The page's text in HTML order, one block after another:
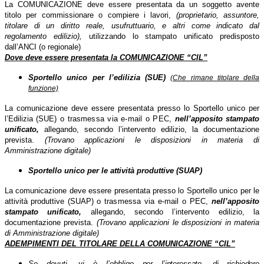
La COMUNICAZIONE deve essere presentata da un soggetto avente
titolo per commissionare o compiere i lavori, (proprietario, as­suntore,
titolare di un diritto reale, usufruttuario, e altri come indicato dal
regolamento edilizio), utilizzando lo stampato unificato predisposto
dall’ANCI (o regionale)
Dove deve essere presentata la COMUNICAZIONE “CIL”
Sportello unico per l’edilizia (SUE)(Che rimane titolare della
funzione)
La comunicazione deve essere presentata presso lo Sportello unico per
l’Edilizia (SUE) o trasmessa via e-mail o PEC, nell’apposito stampato
unificato, allegando, secondo l’intervento edilizio, la documentazione
prevista. (Trovano applicazioni le disposizioni in materia di
Amministrazione digitale)
Sportello unico per le attività produttive (SUAP)
La comunicazione deve essere presentata presso lo Sportello unico per le
attività produttive (SUAP)o trasmessa via e-mail o PEC,nell’apposito
stampato unificato, allegando, secondo l’intervento edilizio, la
documentazione prevista. (Trovano applicazioni le disposizioni in materia
di Amministrazione digitale)
ADEMPIMENTI DEL TITOLARE DELLA COMUNICAZIONE “CIL”